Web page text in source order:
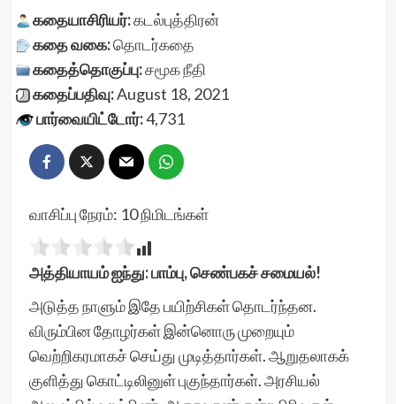
கதையாசிரியர்:கடல்புத்திரன்
கதை வகை:தொடர்கதை
கதைத்தொகுப்பு:சமூக நீதி
கதைப்பதிவு:August 18, 2021
பார்வையிட்டோர்:4,731
வாசிப்பு நேரம்: 10நிமிடங்கள்
அத்தியாயம் ஐந்து: பாம்பு, செண்பகச் சமையல்!
அடுத்த நாளும் இதே பயிற்சிகள் தொடர்ந்தன.
விரும்பின தோழர்க‌ள் இன்னொரு முறையும்
வெற்றிகரமாகச் செய்து முடித்தார்கள். ஆறுதலாகக்
குளித்து கொட்டிலினுள் புகுந்தார்கள். அரசியல்